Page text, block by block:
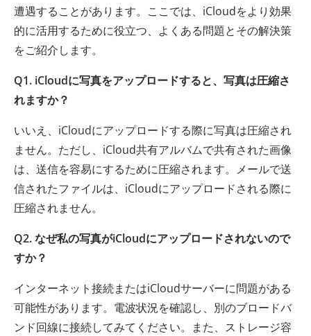
遭遇することがあります。ここでは、iCloudをより効果
的に活用するために役立つ、よくある問題とその解決策
をご紹介します。
Q1. iCloudに写真をアップロードすると、写真は圧縮さ
れますか？
いいえ、iCloudにアップロードする際に写真は圧縮され
ません。ただし、iCloud共有アルバムで共有された画像
は、送信を容易にするために圧縮されます。メールで送
信されたファイルは、iCloudにアップロードされる際に
圧縮されません。
Q2. なぜ私の写真がiCloudにアップロードされないので
すか？
インターネット接続またはiCloudサーバーに問題がある
可能性があります。電波状況を確認し、別のブロードバ
ンド回線に接続してみてください。また、ストレージ容